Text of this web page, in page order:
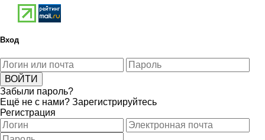
Вход
Забыли пароль?
Ещё не с нами? Зарегистрируйтесь
Регистрация